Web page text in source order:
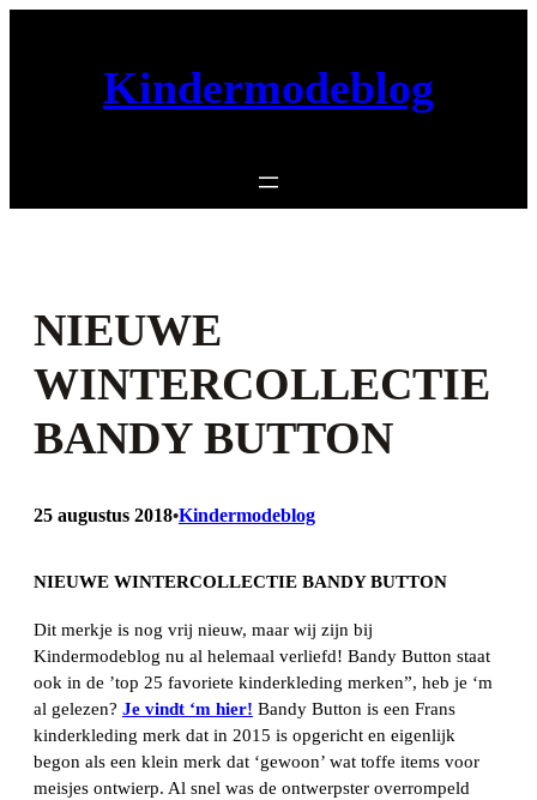
Kindermodeblog
NIEUWE
WINTERCOLLECTIE
BANDY BUTTON
25 augustus 2018•Kindermodeblog
NIEUWE WINTERCOLLECTIE BANDY BUTTON
Dit merkje is nog vrij nieuw, maar wij zijn bij
Kindermodeblog nu al helemaal verliefd! Bandy Button staat
ook in de ’top 25 favoriete kinderkleding merken”, heb je ‘m
al gelezen? Je vindt ‘m hier! Bandy Button is een Frans
kinderkleding merk dat in 2015 is opgericht en eigenlijk
begon als een klein merk dat ‘gewoon’ wat toffe items voor
meisjes ontwierp. Al snel was de ontwerpster overrompeld